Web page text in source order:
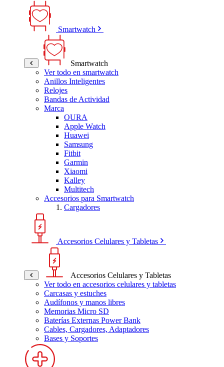
Smartwatch
Smartwatch
Ver todo en smartwatch
Anillos Inteligentes
Relojes
Bandas de Actividad
Marca
OURA
Apple Watch
Huawei
Samsung
Fitbit
Garmin
Xiaomi
Kalley
Multitech
Accesorios para Smartwatch
Cargadores
Accesorios Celulares y Tabletas
Accesorios Celulares y Tabletas
Ver todo en accesorios celulares y tabletas
Carcasas y estuches
Audífonos y manos libres
Memorias Micro SD
Baterías Externas Power Bank
Cables, Cargadores, Adaptadores
Bases y Soportes